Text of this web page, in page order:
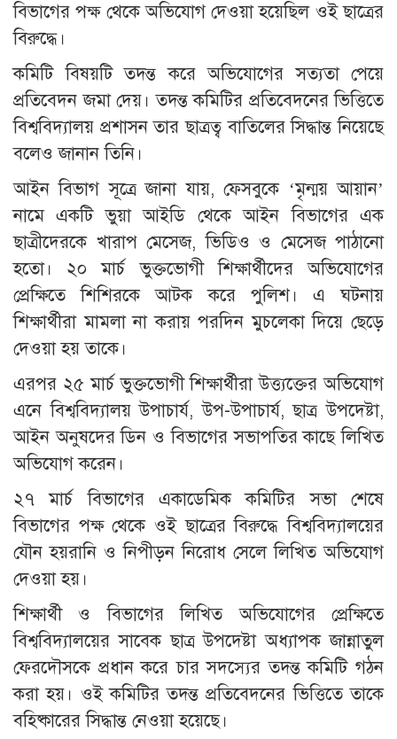
বিভাগের পক্ষ থেকে অভিযোগ দেওয়া হয়েছিল ওই ছাত্রের
বিরুদ্ধে।
কমিটি বিষয়টি তদন্ত করে অভিযোগের সত্যতা পেয়ে
প্রতিবেদন জমা দেয়। তদন্ত কমিটির প্রতিবেদনের ভিত্তিতে
বিশ্ববিদ্যালয় প্রশাসন তার ছাত্রত্ব বাতিলের সিদ্ধান্ত নিয়েছে
বলেও জানান তিনি।
আইন বিভাগ সূত্রে জানা যায়, ফেসবুকে ‘মৃন্ময় আয়ান’
নামে একটি ভুয়া আইডি থেকে আইন বিভাগের এক
ছাত্রীদেরকে খারাপ মেসেজ, ভিডিও ও মেসেজ পাঠানো
হতো। ২০ মার্চ ভুক্তভোগী শিক্ষার্থীদের অভিযোগের
প্রেক্ষিতে শিশিরকে আটক করে পুলিশ। এ ঘটনায়
শিক্ষার্থীরা মামলা না করায় পরদিন মুচলেকা দিয়ে ছেড়ে
দেওয়া হয় তাকে।
এরপর ২৫ মার্চ ভুক্তভোগী শিক্ষার্থীরা উত্ত্যক্তের অভিযোগ
এনে বিশ্ববিদ্যালয় উপাচার্য, উপ-উপাচার্য, ছাত্র উপদেষ্টা,
আইন অনুষদের ডিন ও বিভাগের সভাপতির কাছে লিখিত
অভিযোগ করেন।
২৭ মার্চ বিভাগের একাডেমিক কমিটির সভা শেষে
বিভাগের পক্ষ থেকে ওই ছাত্রের বিরুদ্ধে বিশ্ববিদ্যালয়ের
যৌন হয়রানি ও নিপীড়ন নিরোধ সেলে লিখিত অভিযোগ
দেওয়া হয়।
শিক্ষার্থী ও বিভাগের লিখিত অভিযোগের প্রেক্ষিতে
বিশ্ববিদ্যালয়ের সাবেক ছাত্র উপদেষ্টা অধ্যাপক জান্নাতুল
ফেরদৌসকে প্রধান করে চার সদস্যের তদন্ত কমিটি গঠন
করা হয়। ওই কমিটির তদন্ত প্রতিবেদনের ভিত্তিতে তাকে
বহিষ্কারের সিদ্ধান্ত নেওয়া হয়েছে।